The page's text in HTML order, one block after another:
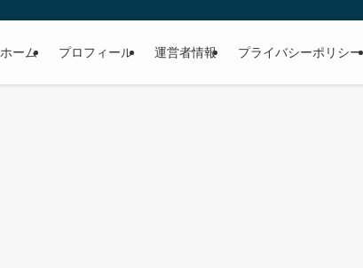
ホーム プロフィール 運営者情報 プライバシーポリシー